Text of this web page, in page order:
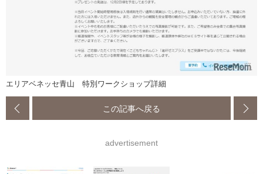
エリアベネッセ青山 特別ワークショップ詳細
この記事へ戻る
advertisement